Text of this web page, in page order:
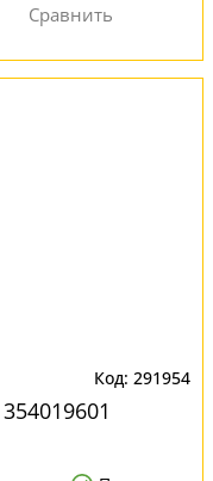
291954